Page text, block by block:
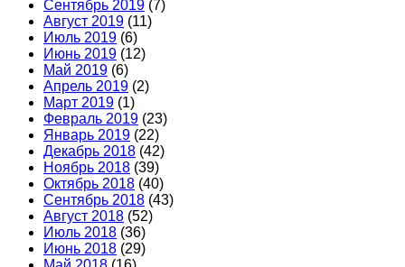
Сентябрь 2019 (7)
Август 2019 (11)
Июль 2019 (6)
Июнь 2019 (12)
Май 2019 (6)
Апрель 2019 (2)
Март 2019 (1)
Февраль 2019 (23)
Январь 2019 (22)
Декабрь 2018 (42)
Ноябрь 2018 (39)
Октябрь 2018 (40)
Сентябрь 2018 (43)
Август 2018 (52)
Июль 2018 (36)
Июнь 2018 (29)